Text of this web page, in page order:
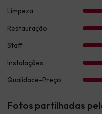
Fotos partilhadas